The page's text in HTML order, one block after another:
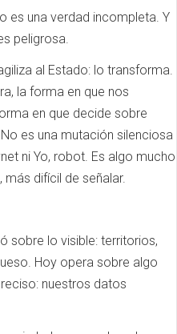
es una verdad incompleta. Y
peligrosa.
al Estado: lo transforma.
la forma en que nos
en que decide sobre
es una mutación silenciosa
ni Yo, robot. Es algo mucho
difícil de señalar.
sobre lo visible: territorios,
Hoy opera sobre algo
nuestros datos